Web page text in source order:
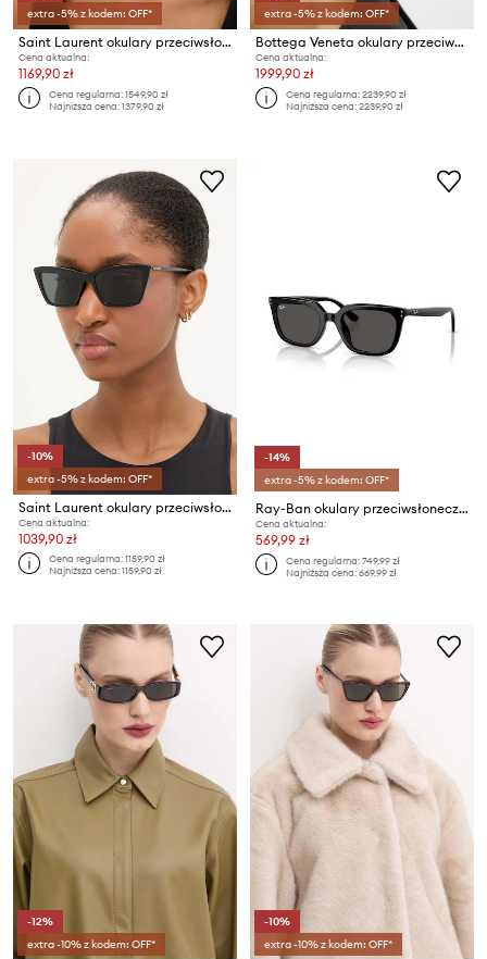
extra -5% z kodem: OFF*
Saint Laurent okulary przeciwsłoneczne
Cena aktualna:
1169,90 zł
Cena regularna:1549,90 zł
Najniższa cena:1379,90 zł
extra -5% z kodem: OFF*
Bottega Veneta okulary przeciwsłoneczne pilotki damskie
Cena aktualna:
1999,90 zł
Cena regularna:2239,90 zł
Najniższa cena:2239,90 zł
-10%
extra -5% z kodem: OFF*
Saint Laurent okulary przeciwsłoneczne MICA THIN
Cena aktualna:
1039,90 zł
Cena regularna:1159,90 zł
Najniższa cena:1159,90 zł
-14%
extra -5% z kodem: OFF*
Ray-Ban okulary przeciwsłoneczne
Cena aktualna:
569,99 zł
Cena regularna:749,99 zł
Najniższa cena:669,99 zł
-12%
extra -10% z kodem: OFF*
-10%
extra -10% z kodem: OFF*